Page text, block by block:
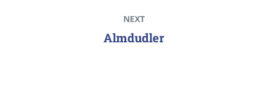
NEXT
Almdudler